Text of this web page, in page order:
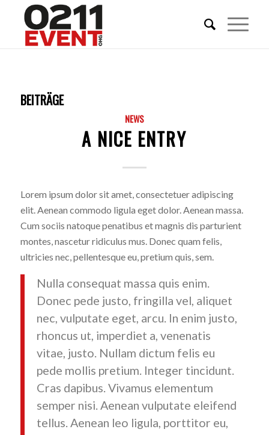
BEITRÄGE
NEWS
A NICE ENTRY
Lorem ipsum dolor sit amet, consectetuer adipiscing
elit. Aenean commodo ligula eget dolor. Aenean massa.
Cum sociis natoque penatibus et magnis dis parturient
montes, nascetur ridiculus mus. Donec quam felis,
ultricies nec, pellentesque eu, pretium quis, sem.
Nulla consequat massa quis enim.
Donec pede justo, fringilla vel, aliquet
nec, vulputate eget, arcu. In enim justo,
rhoncus ut, imperdiet a, venenatis
vitae, justo. Nullam dictum felis eu
pede mollis pretium. Integer tincidunt.
Cras dapibus. Vivamus elementum
semper nisi. Aenean vulputate eleifend
tellus. Aenean leo ligula, porttitor eu,